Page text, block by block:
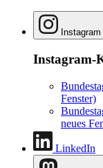
Instagram
Instagram-
Fenster)
neues
LinkedIn